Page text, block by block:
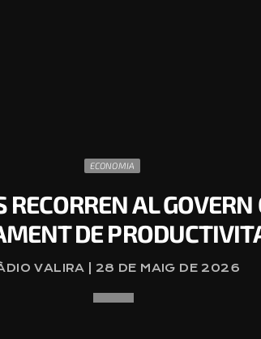
ECONOMIA
AL GOVERN
DE
VALIRA | 28 DE MAIG DE 2026